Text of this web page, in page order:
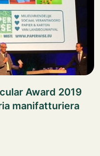
Award 2019
manifatturiera